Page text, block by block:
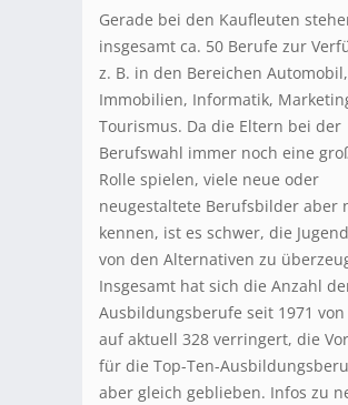
Gerade bei den Kaufleuten
insgesamt ca. 50 Berufe zur
z. B. in den Bereichen Automobil,
Immobilien, Informatik,
Tourismus. Da die Eltern bei der
Berufswahl immer noch eine
Rolle spielen, viele neue oder
neugestaltete Berufsbilder aber
kennen, ist es schwer, die
von den Alternativen zu
Insgesamt hat sich die Anzahl
Ausbildungsberufe seit 1971 von
auf aktuell 328 verringert, die
für die Top-Ten-
aber gleich geblieben. Infos zu